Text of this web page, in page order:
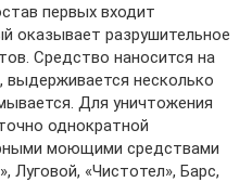
первых входит
оказывает разрушительное
Средство наносится на
несколько
Для уничтожения
однократной
моющими средствами
Луговой, «Чистотел», Барс,